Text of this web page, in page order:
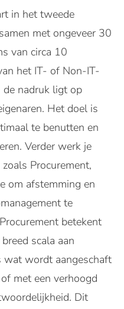
in het tweede
met ongeveer 30
van circa 10
het IT- of Non-IT-
de nadruk ligt op
Het doel is
te benutten en
Verder werk je
Procurement,
om afstemming en
te
betekent
scala aan
wat wordt aangeschaft
met een verhoogd
Dit